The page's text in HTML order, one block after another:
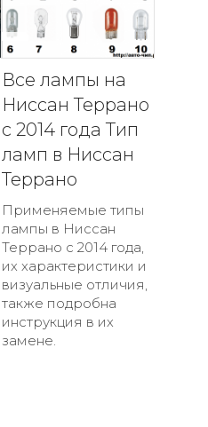
Все лампы на
Ниссан Террано
с 2014 года Тип
ламп в Ниссан
Террано
Применяемые типы
лампы в Ниссан
Террано с 2014 года,
их характеристики и
визуальные отличия,
также подробна
инструкция в их
замене.